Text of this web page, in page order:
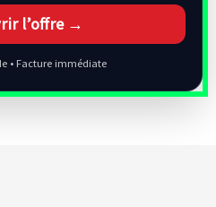
l’offre →
• Facture immédiate